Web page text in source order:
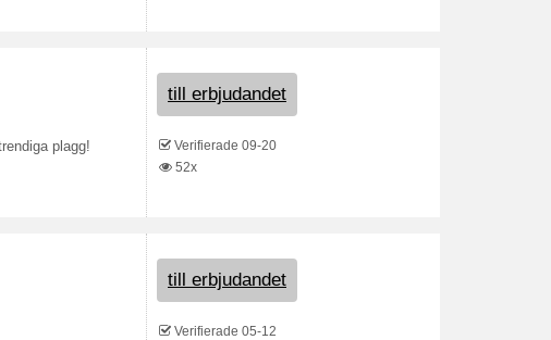
plagg!
till erbjudandet
Verifierade 09-20
52x
till erbjudandet
Verifierade 05-12